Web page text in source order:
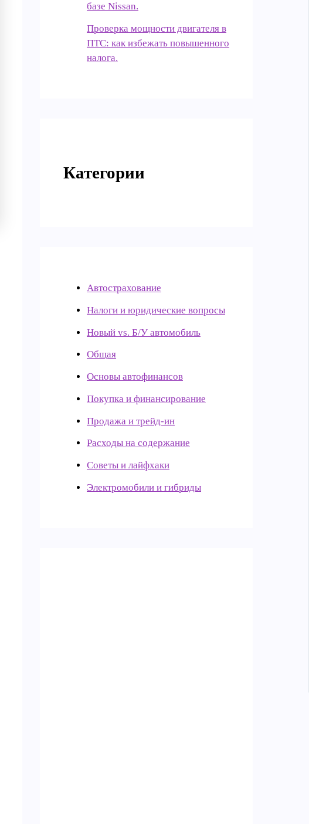
базе Nissan.
Проверка мощности двигателя в
ПТС: как избежать повышенного
налога.
Категории
Автострахование
Налоги и юридические вопросы
Новый vs. Б/У автомобиль
Общая
Основы автофинансов
Покупка и финансирование
Продажа и трейд-ин
Расходы на содержание
Советы и лайфхаки
Электромобили и гибриды